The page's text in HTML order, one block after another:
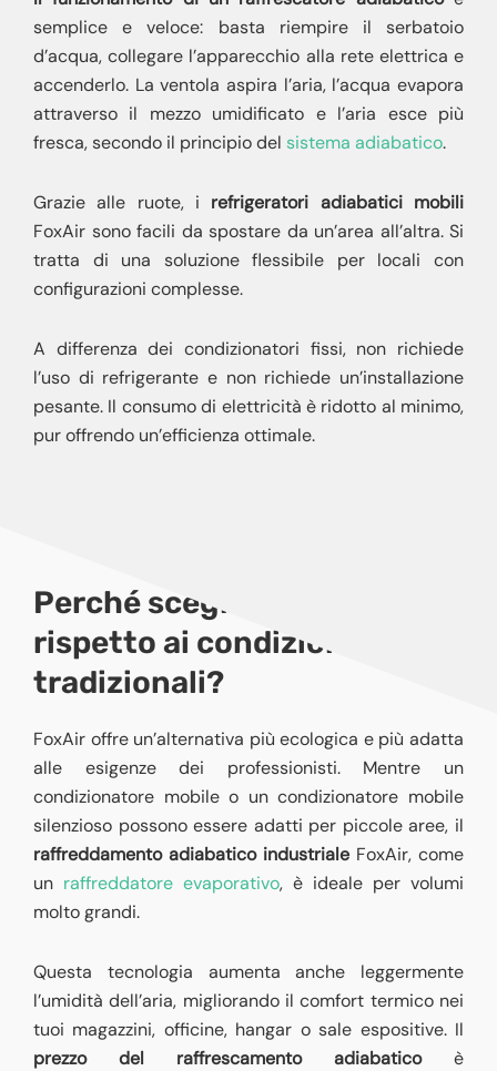
semplice e veloce: basta riempire il serbatoio
d’acqua, collegare l’apparecchio alla rete elettrica e
accenderlo. La ventola aspira l’aria, l’acqua evapora
attraverso il mezzo umidificato e l’aria esce più
fresca, secondo il principio del sistema adiabatico.
Grazie alle ruote, i refrigeratori adiabatici mobili
FoxAir sono facili da spostare da un’area all’altra. Si
tratta di una soluzione flessibile per locali con
configurazioni complesse.
A differenza dei condizionatori fissi, non richiede
l’uso di refrigerante e non richiede un’installazione
pesante. Il consumo di elettricità è ridotto al minimo,
pur offrendo un’efficienza ottimale.
Perché scegliere FoxAir
rispetto ai condizionatori
tradizionali?
FoxAir offre un’alternativa più ecologica e più adatta
alle esigenze dei professionisti. Mentre un
condizionatore mobile o un condizionatore mobile
silenzioso possono essere adatti per piccole aree, il
raffreddamento adiabatico industriale FoxAir, come
un raffreddatore evaporativo, è ideale per volumi
molto grandi.
Questa tecnologia aumenta anche leggermente
l’umidità dell’aria, migliorando il comfort termico nei
tuoi magazzini, officine, hangar o sale espositive. Il
prezzo del raffrescamento adiabaticoè